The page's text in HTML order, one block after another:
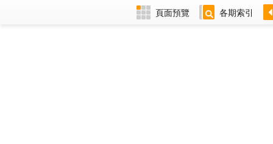
頁面預覽 各期索引